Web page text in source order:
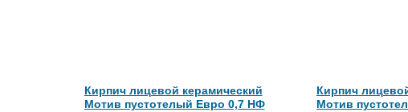
Кирпич лицевой керамический
Мотив пустотелый Евро 0,7 НФ
Кирпич
Мотив